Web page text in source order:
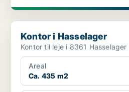
Kontor i Hasselager
Kontor i Hasselager
Kontor til leje i 8361 Hasselager
Areal
Ca. 435 m2